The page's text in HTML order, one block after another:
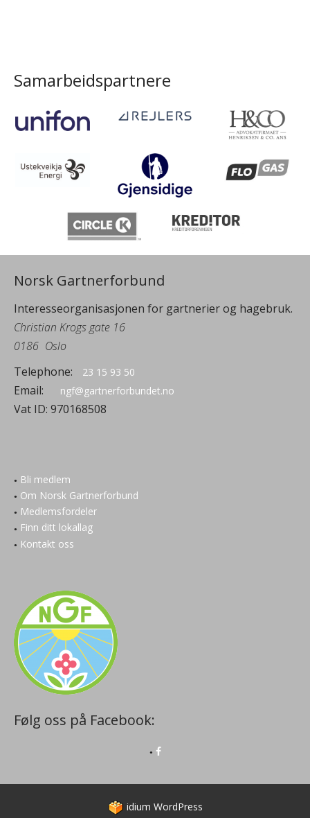
Samarbeidspartnere
Norsk Gartnerforbund
Interesseorganisasjonen for gartnerier og hagebruk.
Christian Krogs gate 16
0186 Oslo
Telephone:
23 15 93 50
Email: ngf@gartnerforbundet.no
Vat ID: 970168508
Bli medlem
Om Norsk Gartnerforbund
Medlemsfordeler
Finn ditt lokallag
Kontakt oss
Følg oss på Facebook:
idium WordPress